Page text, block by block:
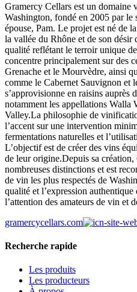
Gramercy Cellars est un domaine
Washington, fondé en 2005 par
épouse, Pam. Le projet est né de
la vallée du Rhône et de son désir
qualité reflétant le terroir unique
concentre principalement sur des
Grenache et le Mourvèdre, ainsi
comme le Cabernet Sauvignon et
s’approvisionne en raisins auprès
notamment les appellations Walla
Valley.La philosophie de
l’accent sur une intervention
fermentations naturelles et
L’objectif est de créer des vins
de leur origine.Depuis sa
nombreuses distinctions et est
de vin les plus respectés de
qualité et l’expression
l’attention des amateurs de vin et
gramercycellars.com
Recherche rapide
Les produits
Les producteurs